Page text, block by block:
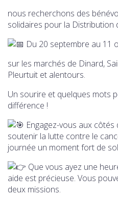
nous recherchons des
solidaires pour la Distribution
Du 20 septembre au 11
sur les marchés de Dinard,
Pleurtuit et alentours.
Un sourire et quelques mots
différence !
Engagez-vous aux
soutenir la lutte contre le
journée un moment fort de
Que vous ayez une
aide est précieuse. Vous
deux missions.